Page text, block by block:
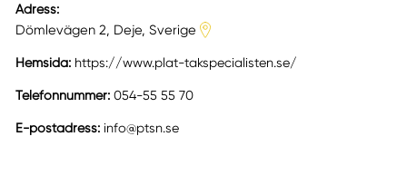
Adress:
Dömlevägen 2, Deje, Sverige
Hemsida: https://www.plat-takspecialisten.se/
Telefonnummer: 054-55 55 70
E-postadress: info@ptsn.se